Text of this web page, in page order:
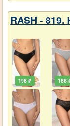
RASH -
198 ₽ 188